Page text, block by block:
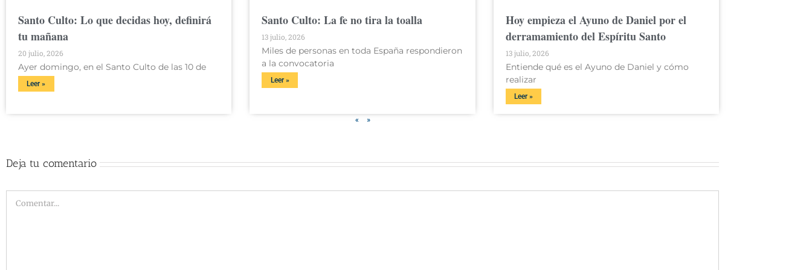
Santo Culto: Lo que decidas hoy, definirá
tu mañana
20 julio, 2026
Ayer domingo, en el Santo Culto de las 10 de
Leer »
Santo Culto: La fe no tira la toalla
13 julio, 2026
Miles de personas en toda España respondieron
a la convocatoria
Leer »
Hoy empieza el Ayuno de Daniel por el
derramamiento del Espíritu Santo
13 julio, 2026
Entiende qué es el Ayuno de Daniel y cómo
realizar
Leer »
« »
Deja tu comentario